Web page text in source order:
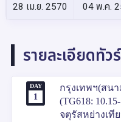
28 เม.ย. 2570 04 พ.ค.
รายละเอียดทัวร์
DAY
1
กรุงเทพฯ(สน
(TG618:
จตุรัสหย่างเที